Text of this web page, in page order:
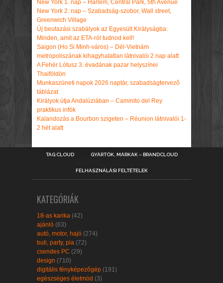
New York 1. nap – Harlem, Central Park, 5th Avenue
New York 2. nap – Szabadság-szobor, Wall street,
Greenwich Village
Új beutazási szabályok az Egyesült Királyságba:
Minden, amit az ETA-ról tudnod kell!
Saigon (Ho Si Minh-város) – Dél-Vietnám
metropoliszának kihagyhatatlan látnivalói 2 nap alatt
A Fehér Lótusz 3. évadának pazar helyszínei
Thaiföldön
Munkaszüneti napok 2026 naptár, szabadságtervező
táblázat
Királyok útja Andalúziában – Caminito del Rey
praktikus infók
Kalandozás a Bourbon szigeten – Réunion látnivalói 1-
2 hét alatt
TAG CLOUD GYÁRTÓK, MÁRKÁK – BRANDCLOUD
FELHASZNÁLÁSI FELTÉTELEK
KATEGÓRIÁK
18-as karika (42)
ajánló (63)
autó, motor, hajó (274)
buli, party, pia (72)
csendes PC (29)
design (710)
digitális fényképezőgép (191)
egészséges életmód (3)